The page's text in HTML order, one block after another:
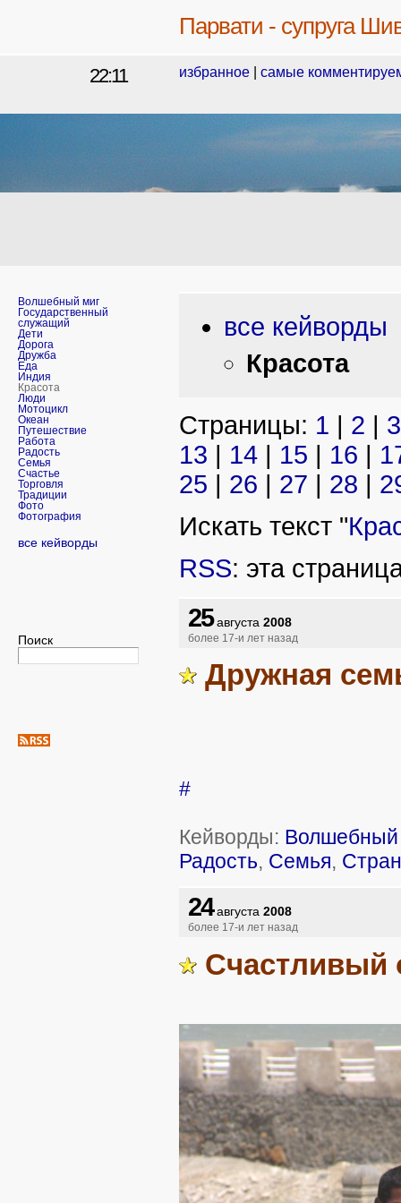
Парвати - супруга
22:11 избранное самые
Волшебный миг
Государственный
служащий
Дети
Дорога
Дружба
Еда
Индия
Красота
Люди
Мотоцикл
Океан
Путешествие
Работа
Радость
Семья
Счастье
Торговля
Традиции
Фото
Фотография
все кейворды
Поиск
все кейворды
Красота
Страницы: 1 | 2 | 3
13 | 14 | 15 | 16 |
25 | 26 | 27 | 28 |
Искать текст "
RSS: эта
25августа 2008
более 17-и лет назад
Дружная
#
Кейворды: Волшебный
Радость, Семья,
24августа 2008
более 17-и лет назад
Счастливый